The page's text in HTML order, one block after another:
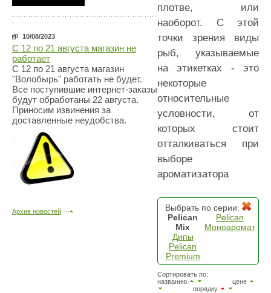
10/08/2023
С 12 по 21 августа магазин не
работает
С 12 по 21 августа магазин
"Волобырь" работать не будет.
Все поступившие интернет-заказы
будут обработаны 22 августа.
Приносим извинения за
доставленные неудобства.
Архив новостей
плотве, или
наоборот. С этой
точки зрения виды
рыб, указываемые
на этикетках - это
некоторые
относительные
условности, от
которых стоит
отталкиваться при
выборе
ароматизатора
Выбрать по серии:
Pelican
Mix
Pelican
Моноаромат
Дипы
Pelican
Premium
Сортировать по:
названию
цене
порядку